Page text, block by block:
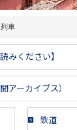
車
みください】
アーカイブス）
鉄道